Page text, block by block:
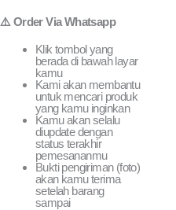
⚠️ Order Via Whatsapp
Klik tombol yang
berada di bawah layar
kamu
Kami akan membantu
untuk mencari produk
yang kamu inginkan
Kamu akan selalu
diupdate dengan
status terakhir
pemesananmu
Bukti pengiriman (foto)
akan kamu terima
setelah barang
sampai